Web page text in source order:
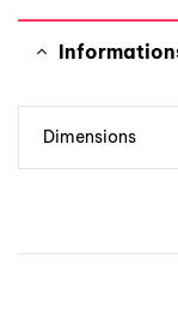
Dimensions